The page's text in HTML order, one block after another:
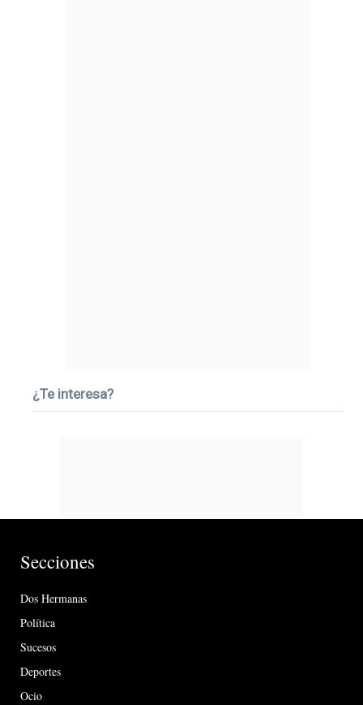
¿Te interesa?
Secciones
Dos Hermanas
Política
Sucesos
Deportes
Ocio